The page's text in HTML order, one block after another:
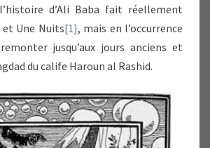
d’Ali Baba fait réellement
Une Nuits[1], mais en l’occurrence
jusqu’aux jours anciens et
du calife Haroun al Rashid.